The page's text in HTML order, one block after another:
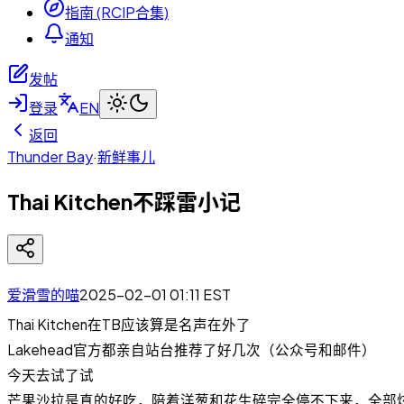
指南 (RCIP合集)
通知
发帖
登录
EN
返回
Thunder Bay·新鲜事儿
Thai Kitchen不踩雷小记
爱滑雪的喵2025-02-01 01:11 EST
Thai Kitchen在TB应该算是名声在外了
Lakehead官方都亲自站台推荐了好几次（公众号和邮件）
今天去试了试
芒果沙拉是真的好吃，陪着洋葱和花生碎完全停不下来，全部